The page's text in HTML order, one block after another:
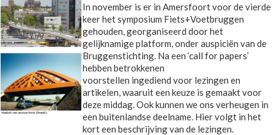
In november is er in Amersfoort voor de vierde
keer het symposium Fiets+Voetbruggen
gehouden, georganiseerd door het
gelijknamige platform, onder auspiciën van de
Bruggenstichting. Na een ‘call for papers’
hebben betrokkenen
voorstellen ingediend voor lezingen en
artikelen, waaruit een keuze is gemaakt voor
deze middag. Ook kunnen we ons verheugen in
een buitenlandse deelname. Hier volgt in het
kort een beschrijving van de lezingen.